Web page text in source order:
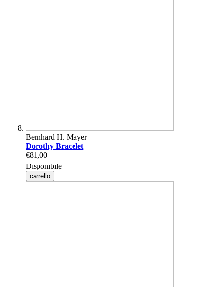
Bernhard H. Mayer
Dorothy Bracelet
€81,00
Disponibile
carrello